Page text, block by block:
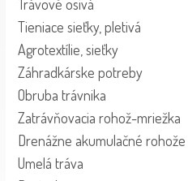
Trávové osivá
Tieniace sieťky, pletivá
Agrotextílie, sieťky
Záhradkárske potreby
Obruba trávnika
Zatrávňovacia rohož-mriežka
Drenážne akumulačné rohože
Umelá tráva